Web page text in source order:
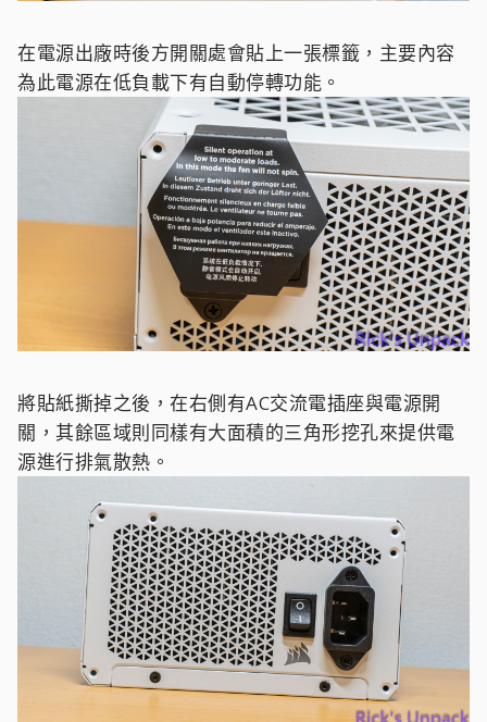
在電源出廠時後方開關處會貼上一張標籤，主要內容
為此電源在低負載下有自動停轉功能。
將貼紙撕掉之後，在右側有AC交流電插座與電源開
關，其餘區域則同樣有大面積的三角形挖孔來提供電
源進行排氣散熱。